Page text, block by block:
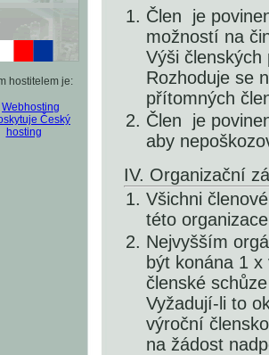
Člen je
možností na
Výši
Rozhoduje se
přítomných
Člen je
aby
IV. Organizační
Všichni
této
Nejvyšším
být konána 1
členské
Vyžadují-li to
výroční
na žádost
hostitelem je: